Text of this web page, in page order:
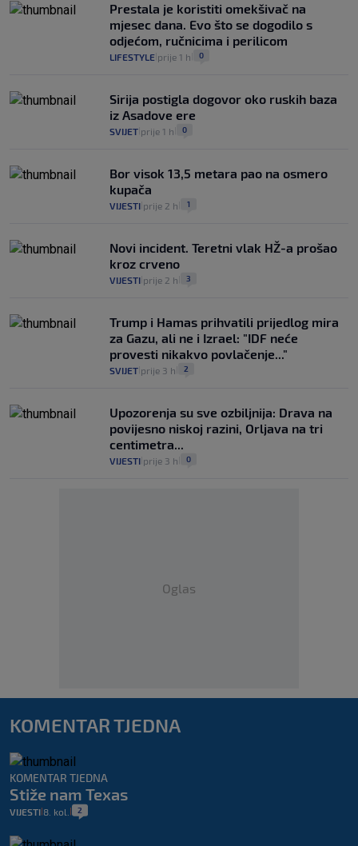
Prestala je koristiti omekšivač na
mjesec dana. Evo što se dogodilo s
odjećom, ručnicima i perilicom
LIFESTYLE prije 1 h 0
Sirija postigla dogovor oko ruskih baza
iz Asadove ere
SVIJET prije 1 h 0
Bor visok 13,5 metara pao na osmero
kupača
VIJESTI prije 2 h 1
Novi incident. Teretni vlak HŽ-a prošao
kroz crveno
VIJESTI prije 2 h 3
Trump i Hamas prihvatili prijedlog mira
za Gazu, ali ne i Izrael: "IDF neće
provesti nikakvo povlačenje..."
SVIJET prije 3 h 2
Upozorenja su sve ozbiljnija: Drava na
povijesno niskoj razini, Orljava na tri
centimetra...
VIJESTI prije 3 h 0
Oglas
KOMENTAR TJEDNA
KOMENTAR TJEDNA
Stiže nam Texas
VIJESTI 8. kol. 2